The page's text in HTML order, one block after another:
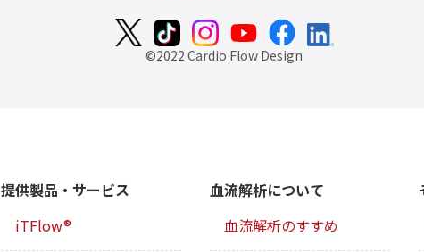
©2022 Cardio Flow Design
提供製品・サービス
iTFlow®
血流解析について
血流解析のすすめ